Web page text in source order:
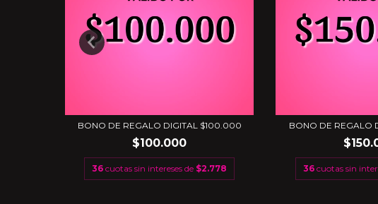
BONO DE REGALO DIGITAL $100.000
$100.000
36 cuotas sin intereses de $2.778
BONO DE REGALO
36 cuotas sin